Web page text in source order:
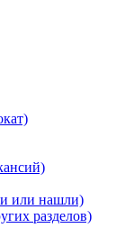
или нашли)
разделов)